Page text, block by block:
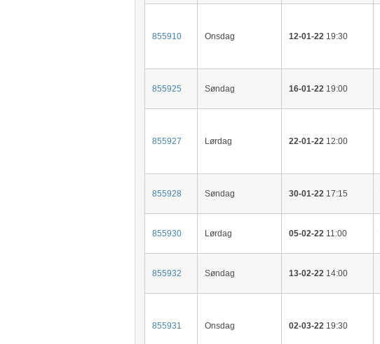
855910 Onsdag 12-01-2219:30
855925 Søndag 16-01-2219:00
855927 Lørdag 22-01-2212:00
855928 Søndag 30-01-2217:15
855930 Lørdag 05-02-2211:00
855932 Søndag 13-02-2214:00
855931 Onsdag 02-03-2219:30